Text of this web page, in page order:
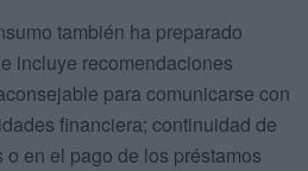
también ha preparado
incluye recomendaciones
para comunicarse con
financiera; continuidad de
en el pago de los préstamos